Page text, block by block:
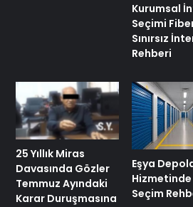
Kurumsal
Seçimi
Sınırsız
Rehberi
25 Yıllık Miras
Davasında Gözler
Temmuz Ayındaki
Karar Duruşmasına
Eşya
Seçim